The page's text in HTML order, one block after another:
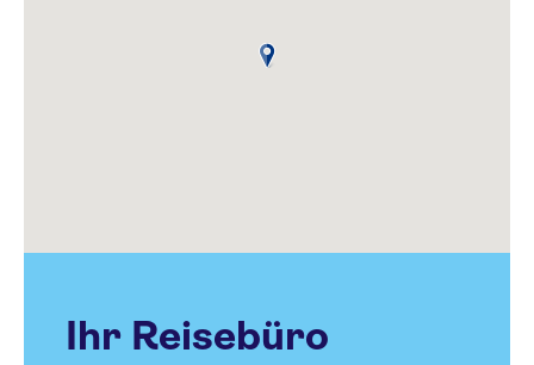
Ihr Reisebüro